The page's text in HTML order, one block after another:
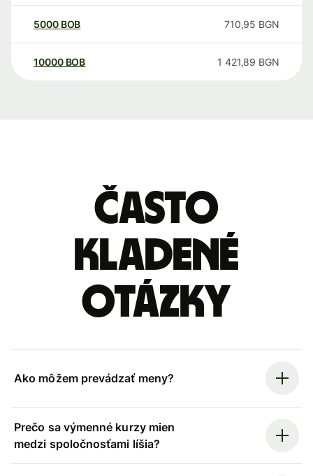
5000 BOB 710,95 BGN
10000 BOB 1 421,89 BGN
Často
kladené
otázky
Ako môžem prevádzať meny?
Prečo sa výmenné kurzy mien
medzi spoločnosťami líšia?